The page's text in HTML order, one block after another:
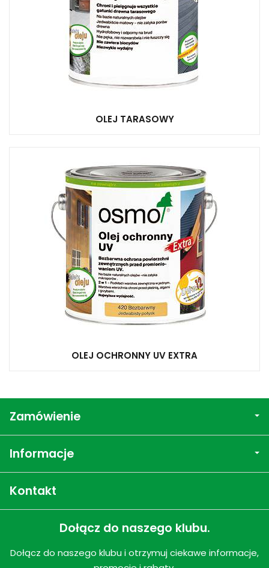
OLEJ TARASOWY
OLEJ OCHRONNY UV EXTRA
Zamówienie
Informacje
Kontakt
Dołącz do naszego klubu.
Dołącz do naszego klubu i otrzymuj ciekawe informacje,